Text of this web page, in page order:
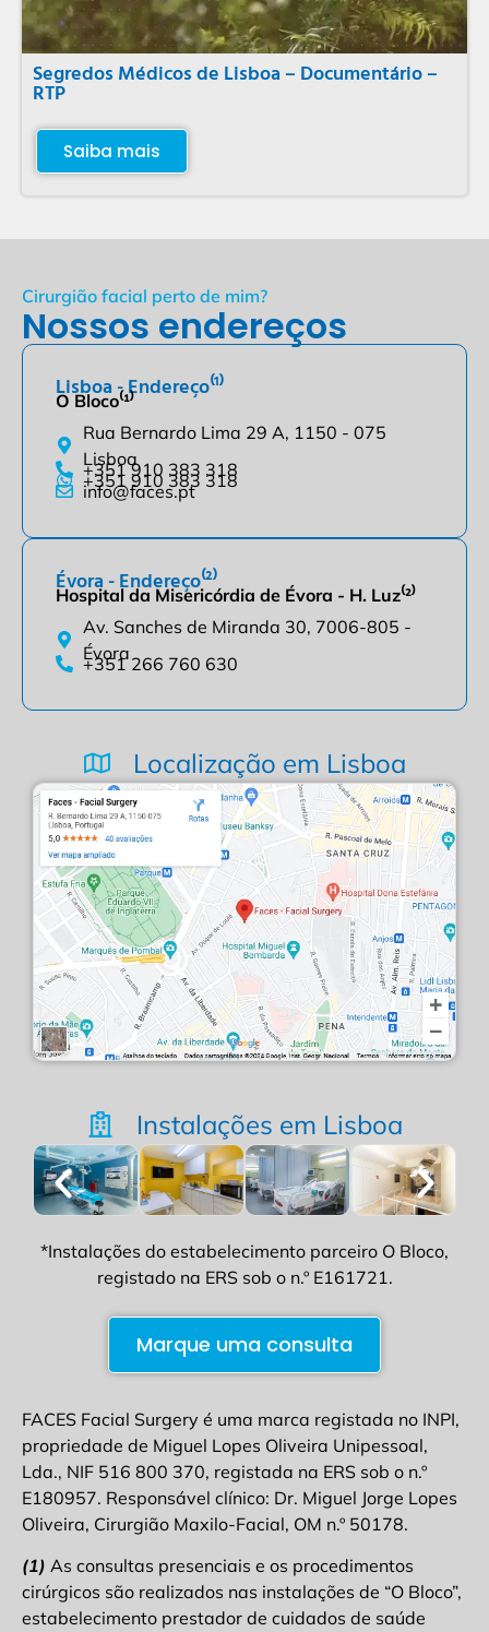
Segredos Médicos de Lisboa – Documentário –
RTP
Saiba mais
Cirurgião facial perto de mim?
Nossos endereços
Lisboa - Endereço⁽¹⁾
O Bloco⁽¹⁾
Rua Bernardo Lima 29 A, 1150 - 075
Lisboa
+351 910 383 318
+351 910 383 318
info@faces.pt
Évora - Endereço⁽²⁾
Hospital da Misericórdia de Évora - H. Luz⁽²⁾
Av. Sanches de Miranda 30, 7006-805 -
Évora
+351 266 760 630
Localização em Lisboa
Instalações em Lisboa
*Instalações do estabelecimento parceiro O Bloco,
registado na ERS sob o n.º E161721.
Marque uma consulta
FACES Facial Surgery é uma marca registada no INPI,
propriedade de Miguel Lopes Oliveira Unipessoal,
Lda., NIF 516 800 370, registada na ERS sob o n.º
E180957. Responsável clínico: Dr. Miguel Jorge Lopes
Oliveira, Cirurgião Maxilo-Facial, OM n.º 50178.
(1) As consultas presenciais e os procedimentos
cirúrgicos são realizados nas instalações de “O Bloco”,
estabelecimento prestador de cuidados de saúde